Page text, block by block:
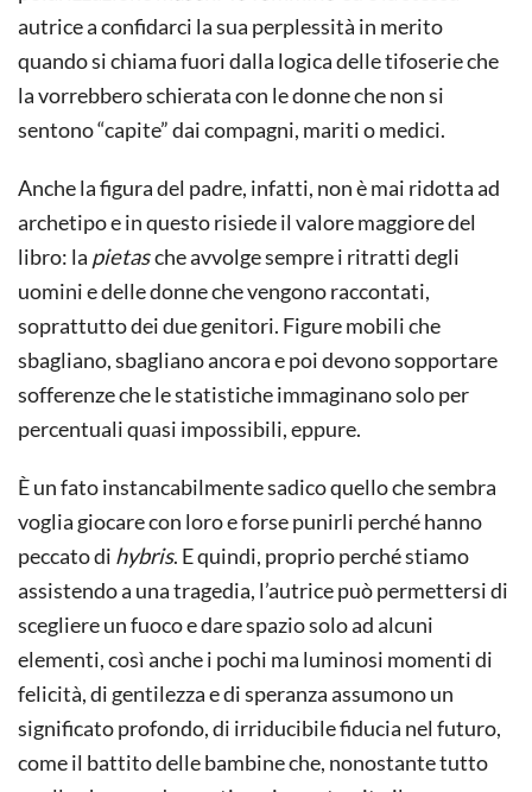
autrice a confidarci la sua perplessità in merito
quando si chiama fuori dalla logica delle tifoserie che
la vorrebbero schierata con le donne che non si
sentono “capite” dai compagni, mariti o medici.
Anche la figura del padre, infatti, non è mai ridotta ad
archetipo e in questo risiede il valore maggiore del
libro: la pietasche avvolge sempre i ritratti degli
uomini e delle donne che vengono raccontati,
soprattutto dei due genitori. Figure mobili che
sbagliano, sbagliano ancora e poi devono sopportare
sofferenze che le statistiche immaginano solo per
percentuali quasi impossibili, eppure.
È un fato instancabilmente sadico quello che sembra
voglia giocare con loro e forse punirli perché hanno
peccato di hybris. E quindi, proprio perché stiamo
assistendo a una tragedia, l’autrice può permettersi di
scegliere un fuoco e dare spazio solo ad alcuni
elementi, così anche i pochi ma luminosi momenti di
felicità, di gentilezza e di speranza assumono un
significato profondo, di irriducibile fiducia nel futuro,
come il battito delle bambine che, nonostante tutto